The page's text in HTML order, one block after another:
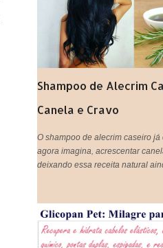
Shampoo de Alecrim
Canela e Cravo
O shampoo de alecrim caseiro já
agora imagina, acrescentar
deixando essa receita natural